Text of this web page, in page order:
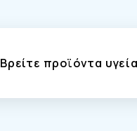
Βρείτε προϊόντα